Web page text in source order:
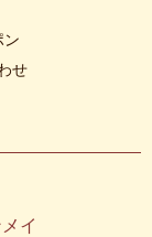
ン
せ
イ